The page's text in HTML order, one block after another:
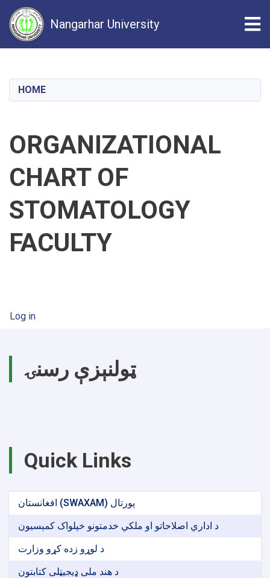
content
Nangarhar University
HOME
ORGANIZATIONAL
CHART OF
STOMATOLOGY
FACULTY
User account menu
Log in
ټولنېزې رسنۍ
Quick Links
افغانستان (SWAXAM) پورتال
د اداري اصلاحاتو او ملکي خدمتونو خپلواک کمېسیون
د لوړو زده کړو وزارت
د هند ملی ډیجیټلی کتابتون